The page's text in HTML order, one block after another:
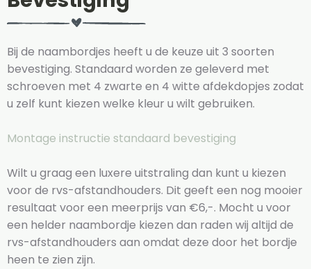
Bij de naambordjes heeft u de keuze uit 3 soorten
bevestiging. Standaard worden ze geleverd met
schroeven met 4 zwarte en 4 witte afdekdopjes zodat
u zelf kunt kiezen welke kleur u wilt gebruiken.
Montage instructie standaard bevestiging
Wilt u graag een luxere uitstraling dan kunt u kiezen
voor de rvs-afstandhouders. Dit geeft een nog mooier
resultaat voor een meerprijs van €6,-. Mocht u voor
een helder naambordje kiezen dan raden wij altijd de
rvs-afstandhouders aan omdat deze door het bordje
heen te zien zijn.